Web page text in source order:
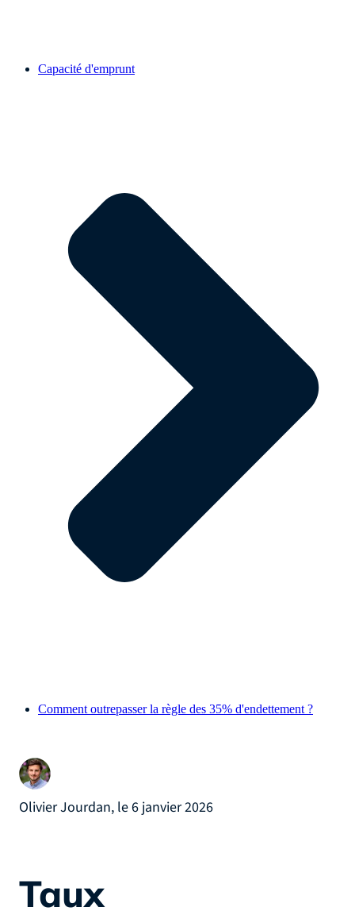
Capacité d'emprunt
Comment outrepasser la règle des 35% d'endettement ?
Olivier Jourdan, le 6 janvier 2026
Taux